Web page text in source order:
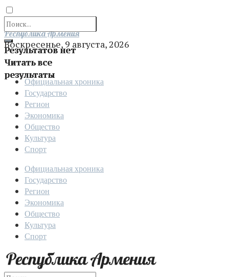
Результатов нет
Читать все
результаты
Отправить
Республика Армения
Воскресенье, 9 августа, 2026
Официальная хроника
Государство
Регион
Экономика
Общество
Культура
Спорт
Официальная хроника
Государство
Регион
Экономика
Общество
Культура
Спорт